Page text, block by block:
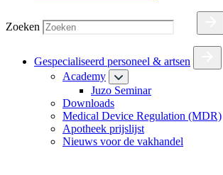
Zoeken
Gespecialiseerd personeel & artsen
Academy
Juzo Seminar
Downloads
Medical Device Regulation (MDR)
Apotheek prijslijst
Nieuws voor de vakhandel